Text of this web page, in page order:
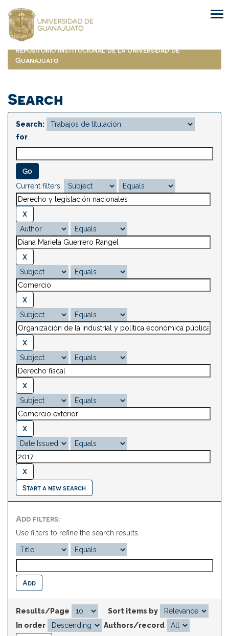
navigation
Repositorio Institucional de la Universidad de
Guanajuato
Search
Search:
for
Current filters:
Start a new search
Add filters:
Use filters to refine the search results.
Results/Page
Sort items by
In order
Authors/record